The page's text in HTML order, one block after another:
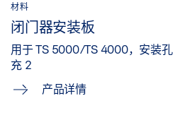
材料
闭门器安装板
用于 TS 5000/TS 4000，安装
充 2
产品详情